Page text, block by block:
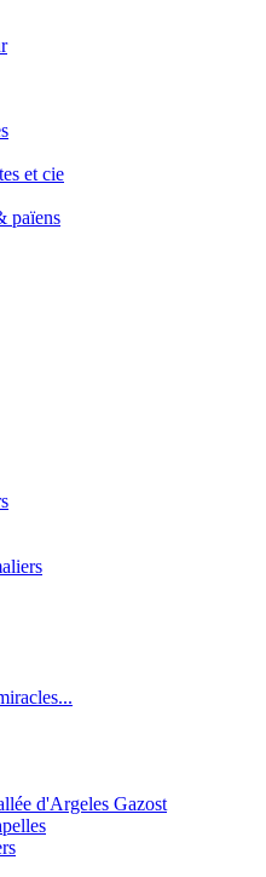
et cie
païens
d'Argeles Gazost